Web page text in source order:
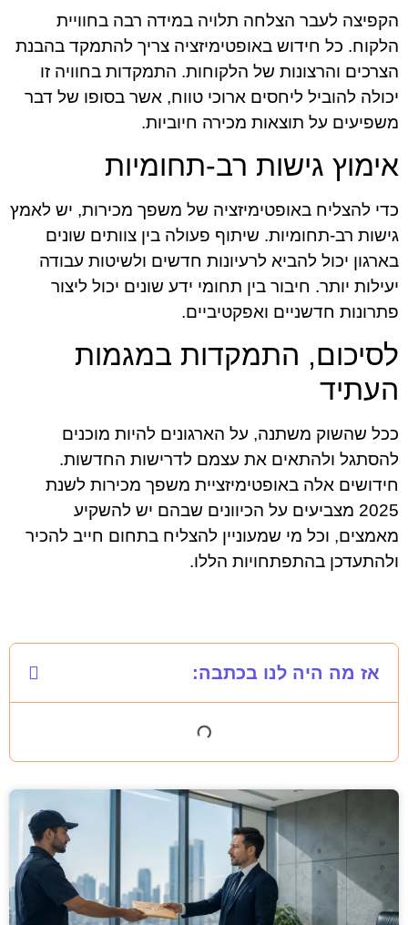
הקפיצה לעבר הצלחה תלויה במידה רבה בחוויית
הלקוח. כל חידוש באופטימיזציה צריך להתמקד בהבנת
הצרכים והרצונות של הלקוחות. התמקדות בחוויה זו
יכולה להוביל ליחסים ארוכי טווח, אשר בסופו של דבר
משפיעים על תוצאות מכירה חיוביות.
אימוץ גישות רב-תחומיות
כדי להצליח באופטימיזציה של משפך מכירות, יש לאמץ
גישות רב-תחומיות. שיתוף פעולה בין צוותים שונים
בארגון יכול להביא לרעיונות חדשים ולשיטות עבודה
יעילות יותר. חיבור בין תחומי ידע שונים יכול ליצור
פתרונות חדשניים ואפקטיביים.
לסיכום, התמקדות במגמות
העתיד
ככל שהשוק משתנה, על הארגונים להיות מוכנים
להסתגל ולהתאים את עצמם לדרישות החדשות.
חידושים אלה באופטימיזציית משפך מכירות לשנת
2025 מצביעים על הכיוונים שבהם יש להשקיע
מאמצים, וכל מי שמעוניין להצליח בתחום חייב להכיר
ולהתעדכן בהתפתחויות הללו.
אז מה היה לנו בכתבה: